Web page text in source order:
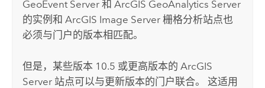
GeoEvent Server 和ArcGIS GeoAnalytics Server
的实例和ArcGIS Image Server 栅格分析站点也
必须与门户的版本相匹配。
但是，某些版本 10.5 或更高版本的ArcGIS
Server 站点可以与更新版本的门户联合。 这适用